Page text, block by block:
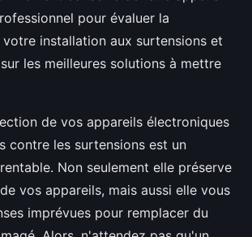
pour évaluer la
installation aux surtensions et
les meilleures solutions à mettre
de vos appareils électroniques
contre les surtensions est un
Non seulement elle préserve
vos appareils, mais aussi elle vous
imprévues pour remplacer du